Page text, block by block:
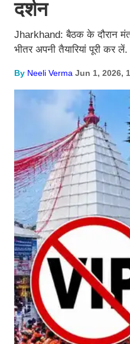
दर्शन
Jharkhand: बैठक के दौरान
भीतर अपनी तैयारियां पूरी कर
By Neeli Verma Jun 1, 2026,